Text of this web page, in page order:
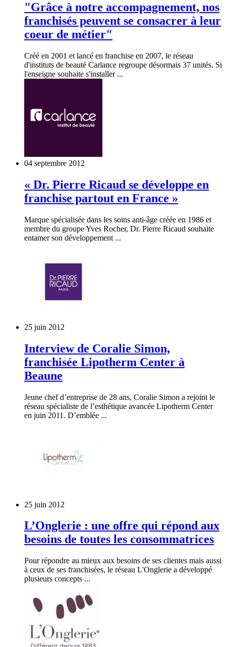
"Grâce à notre accompagnement, nos
franchisés peuvent se consacrer à leur
coeur de métier"
Créé en 2001 et lancé en franchise en 2007, le réseau
d'instituts de beauté Carlance regroupe désormais 37 unités. Si
l'enseigne souhaite s'installer ...
04 septembre 2012
« Dr. Pierre Ricaud se développe en
franchise partout en France »
Marque spécialisée dans les soins anti-âge créée en 1986 et
membre du groupe Yves Rocher, Dr. Pierre Ricaud souhaite
entamer son développement ...
25 juin 2012
Interview de Coralie Simon,
franchisée Lipotherm Center à
Beaune
Jeune chef d’entreprise de 28 ans, Coralie Simon a rejoint le
réseau spécialiste de l’esthétique avancée Lipotherm Center
en juin 2011. D’emblée ...
25 juin 2012
L’Onglerie : une offre qui répond aux
besoins de toutes les consommatrices
Pour répondre au mieux aux besoins de ses clientes mais aussi
à ceux de ses franchisées, le réseau L'Onglerie a développé
plusieurs concepts ...